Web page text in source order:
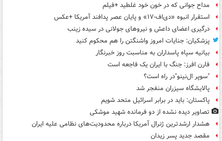
مداح جوانی که در خون خود غلطید +فیلم
استقرار انبوه «دی‌اف‑۱۷» و پایان عصر پدافند آمریکا +عکس
درگیری اعضای داعش و نیروهای جولانی در سیده زینب
پزشکیان: جنایات امروز واشنگتن را هم محکوم کنید
بیانیه سپاه پاسداران به مناسبت روز خبرنگار
فارن افرز: جنگ با ایران یک فاجعه است
"سوپر ال‌نینو"در راه است؟
پالایشگاه سیزران منفجر شد
پاکستان: باید در برابر اسرائیل متحد شویم
تصاویر دیده‌ نشده از دو فرمانده شهید موشکی
هشدار ارشدترین ژنرال آمریکا درباره محدودیت‌های نظامی علیه ایران
مقصد جدید پسر زیدان